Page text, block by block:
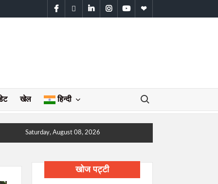
facebooktwitterlinkedininstagramyoutubeWhatsApp
खेल हिन्दी
Search for:
Saturday, August 08, 2026
खोज पट्टी